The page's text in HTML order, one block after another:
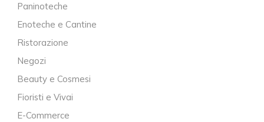
Paninoteche
Enoteche e Cantine
Ristorazione
Negozi
Beauty e Cosmesi
Fioristi e Vivai
E-Commerce